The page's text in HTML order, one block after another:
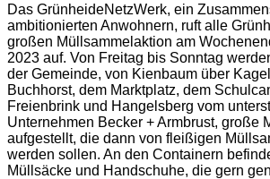
Das GrünheideNetzWerk, ein
ambitionierten Anwohnern, ruft alle
großen Müllsammelaktion am
2023 auf. Von Freitag bis Sonntag
der Gemeinde, von Kienbaum über
Buchhorst, dem Marktplatz, dem
Freienbrink und Hangelsberg vom
Unternehmen Becker + Armbrust, große
aufgestellt, die dann von fleißigen
werden sollen. An den Containern
Müllsäcke und Handschuhe, die gern